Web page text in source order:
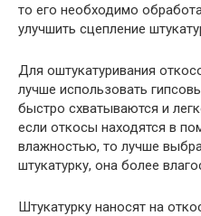
то его необходимо
улучшить сцепление
Для оштукатуривания
лучше использовать
быстро схватываются и
если откосы находятся в
влажностью, то лучше
штукатурку, она более
Штукатурку наносят на